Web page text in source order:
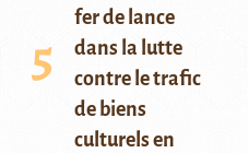
fer de lance
dans la lutte
contre le trafic
de biens
culturels en